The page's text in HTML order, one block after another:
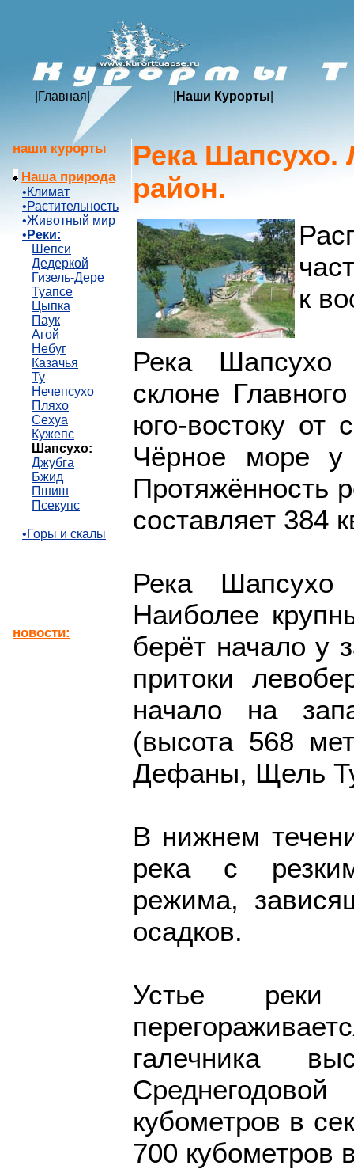
Главная Наши Курорты
наши курорты
Наша природа
•Климат
•Растительность
•Животный мир
• Реки:
Шепси
Дедеркой
Гизель-Дере
Туапсе
Цыпка
Паук
Агой
Небуг
Казачья
Ту
Нечепсухо
Пляхо
Сехуа
Кужепс
Шапсухо:
Джубга
Бжид
Пшиш
Псекупс
•Горы и скалы
новости:
Река Шапсухо.
район.
к
Река Шапсухо
склоне
юго-востоку от
Чёрное море у
Протяжённость
составляет 384
Река
Наиболее
берёт начало у
притоки
начало на
(высота 568
Дефаны, Щель
В нижнем
река с
режима,
осадков.
Устье
галечника
кубометров в
700 кубометров